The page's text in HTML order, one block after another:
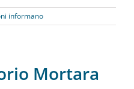
informano
Mortara